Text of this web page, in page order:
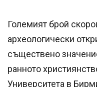
Големият брой
археологически
съществено
ранното
Университета в